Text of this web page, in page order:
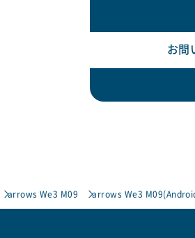
お問
arrows We3 M09 arrows We3